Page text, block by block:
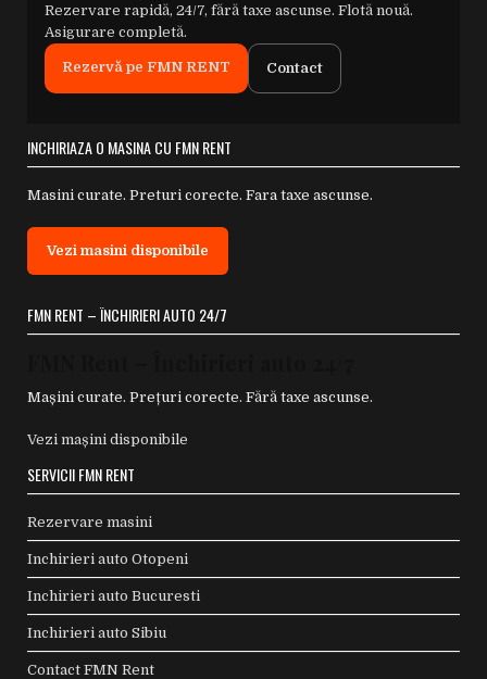
Rezervare rapidă, 24/7, fără taxe ascunse. Flotă nouă.
Asigurare completă.
Rezervă pe FMN RENT Contact
INCHIRIAZA O MASINA CU FMN RENT
Masini curate. Preturi corecte. Fara taxe ascunse.
Vezi masini disponibile
FMN RENT – ÎNCHIRIERI AUTO 24/7
Mașini curate. Prețuri corecte. Fără taxe ascunse.
Vezi mașini disponibile
SERVICII FMN RENT
Rezervare masini
Inchirieri auto Otopeni
Inchirieri auto Bucuresti
Inchirieri auto Sibiu
Contact FMN Rent